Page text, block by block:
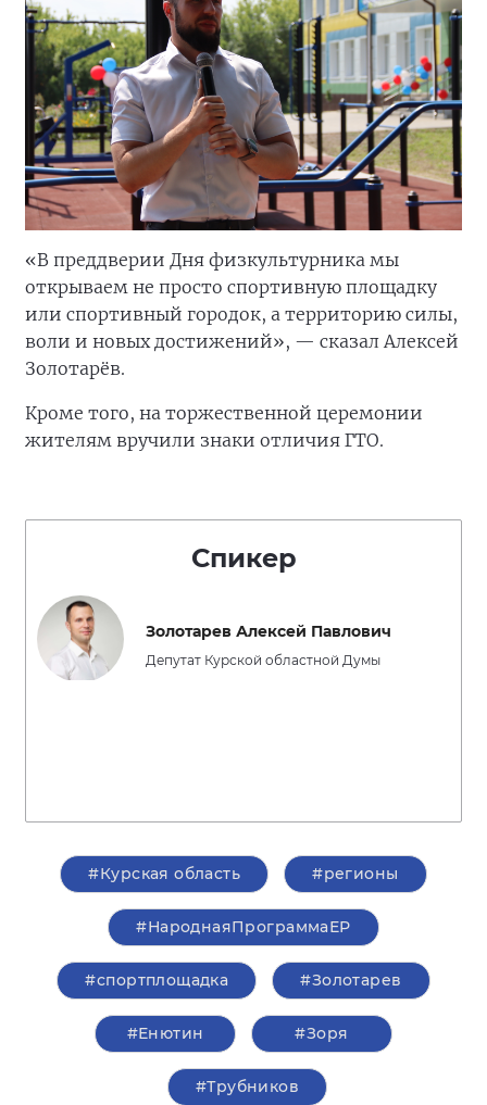
«В преддверии Дня физкультурника мы
открываем не просто спортивную площадку
или спортивный городок, а территорию силы,
воли и новых достижений», — сказал Алексей
Золотарёв.
Кроме того, на торжественной церемонии
жителям вручили знаки отличия ГТО.
Спикер
Золотарев Алексей Павлович
Депутат Курской областной Думы
#Курская область #регионы
#НароднаяПрограммаЕР
#спортплощадка #Золотарев
#Енютин #Зоря
#Трубников